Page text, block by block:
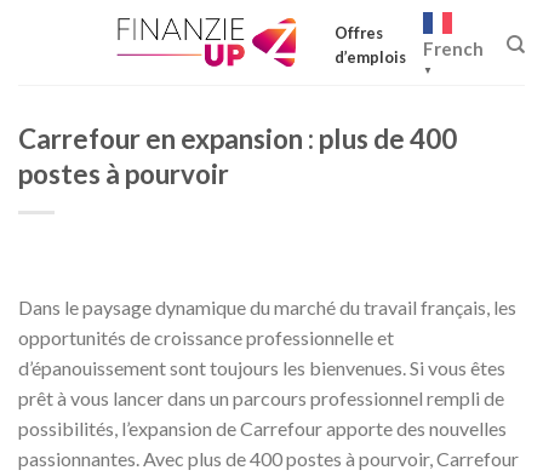
Offres
d’emplois
French
▼
Carrefour en expansion : plus de 400
postes à pourvoir
Dans le paysage dynamique du marché du travail français, les
opportunités de croissance professionnelle et
d’épanouissement sont toujours les bienvenues. Si vous êtes
prêt à vous lancer dans un parcours professionnel rempli de
possibilités, l’expansion de Carrefour apporte des nouvelles
passionnantes. Avec plus de 400 postes à pourvoir, Carrefour